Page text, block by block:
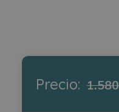
Precio: